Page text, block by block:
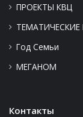
ПРОЕКТЫ КВЦ
Год Семьи
МЕГАНОМ
Контакты